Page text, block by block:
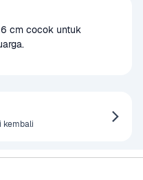
cm cocok untuk
kembali